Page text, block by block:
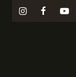
i
Y